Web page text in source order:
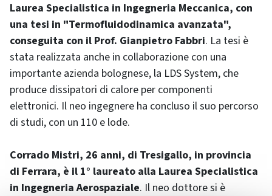
Laurea Specialistica in Ingegneria Meccanica, con
una tesi in "Termofluidodinamica avanzata",
conseguita con il Prof. Gianpietro Fabbri. La tesi è
stata realizzata anche in collaborazione con una
importante azienda bolognese, la LDS System, che
produce dissipatori di calore per componenti
elettronici. Il neo ingegnere ha concluso il suo percorso
di studi, con un 110 e lode.
Corrado Mistri, 26 anni, di Tresigallo, in provincia
di Ferrara, è il 1° laureato alla Laurea Specialistica
in Ingegneria Aerospaziale. Il neo dottore si è